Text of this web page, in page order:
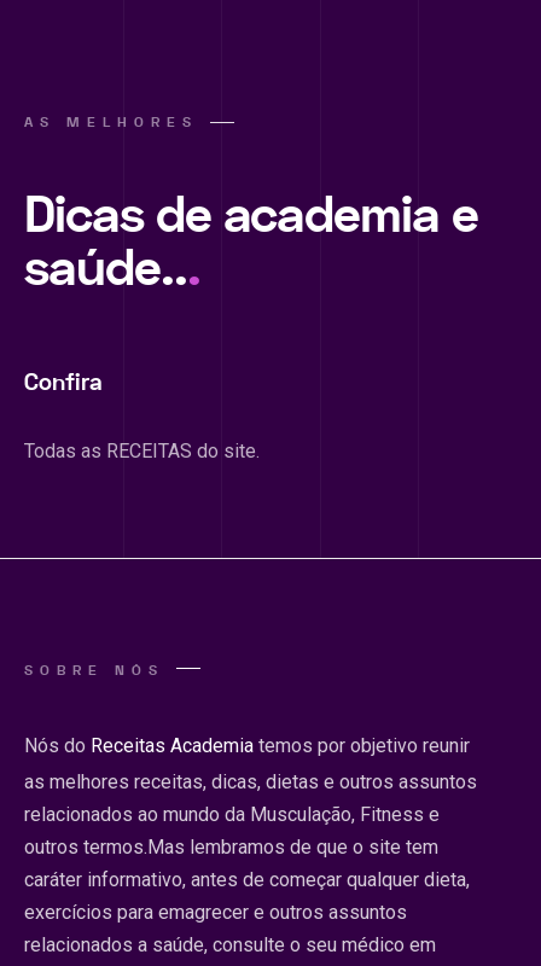
AS MELHORES
Dicas de academia e
saúde...
Confira
Todas as RECEITAS do site.
SOBRE NÓS
Nós do Receitas Academia temos por objetivo reunir
as melhores receitas, dicas, dietas e outros assuntos
relacionados ao mundo da Musculação, Fitness e
outros termos.Mas lembramos de que o site tem
caráter informativo, antes de começar qualquer dieta,
exercícios para emagrecer e outros assuntos
relacionados a saúde, consulte o seu médico em